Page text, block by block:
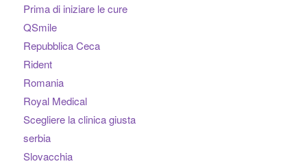
Prima di iniziare le cure
QSmile
Repubblica Ceca
Rident
Romania
Royal Medical
Scegliere la clinica giusta
serbia
Slovacchia